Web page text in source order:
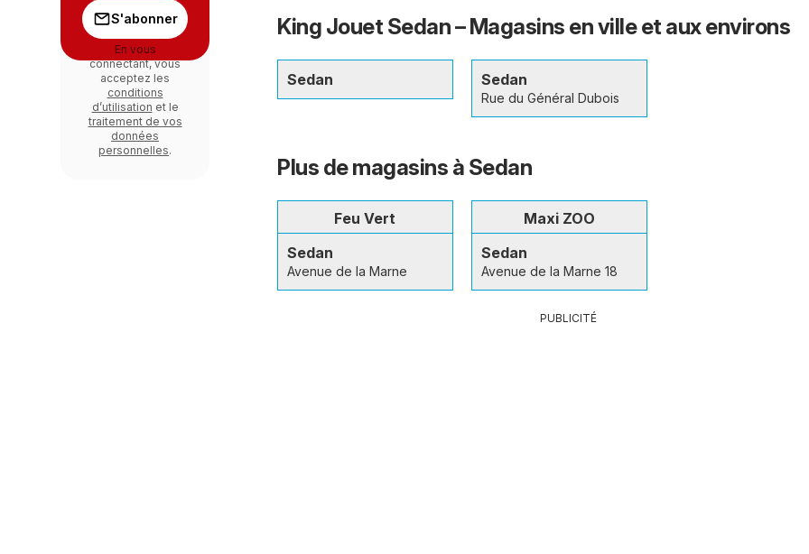
King Jouet Sedan – Magasins en ville et aux environs
Sedan Sedan
Rue du Général Dubois
Plus de magasins à Sedan
Feu Vert
Sedan
Avenue de la Marne
Maxi ZOO
Sedan
Avenue de la Marne 18
PUBLICITÉ
S'abonner
En vous
connectant, vous
acceptez les
conditions
d’utilisation et le
traitement de vos
données
personnelles.